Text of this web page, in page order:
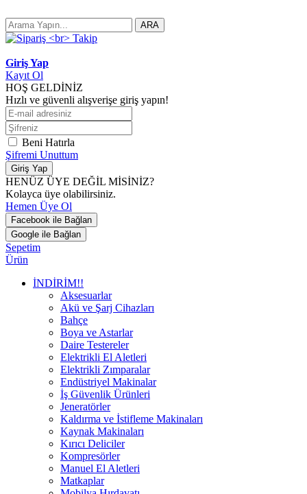
ARA
Giriş Yap
Kayıt Ol
HOŞ GELDİNİZ
Hızlı ve güvenli alışverişe giriş yapın!
Beni Hatırla
Şifremi Unuttum
Giriş Yap
HENÜZ ÜYE DEĞİL MİSİNİZ?
Kolayca üye olabilirsiniz.
Hemen Üye Ol
Facebook ile Bağlan
Google ile Bağlan
Sepetim
Ürün
İNDİRİM!!
Aksesuarlar
Akü ve Şarj Cihazları
Bahçe
Boya ve Astarlar
Daire Testereler
Elektrikli El Aletleri
Elektrikli Zımparalar
Endüstriyel Makinalar
İş Güvenlik Ürünleri
Jeneratörler
Kaldırma ve İstifleme Makinaları
Kaynak Makinaları
Kırıcı Deliciler
Kompresörler
Manuel El Aletleri
Matkaplar